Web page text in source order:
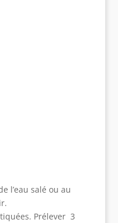
l’eau salé ou au
Prélever 3